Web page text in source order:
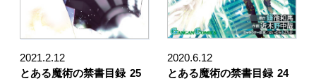
2021.2.12
とある魔術の禁書目録 25
2020.6.12
とある魔術の禁書目録 24